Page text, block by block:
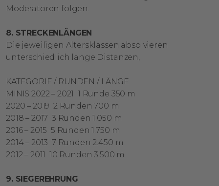
Moderatoren folgen.
8. STRECKENLÄNGEN
Die jeweiligen Altersklassen absolvieren
unterschiedlich lange Distanzen,
KATEGORIE / RUNDEN / LÄNGE
MINIS 2022 – 2021 1 Runde 350 m
2020 – 2019 2 Runden 700 m
2018 – 2017 3 Runden 1.050 m
2016 – 2015 5 Runden 1.750 m
2014 – 2013 7 Runden 2.450 m
2012 – 2011 10 Runden 3.500 m
9. SIEGEREHRUNG